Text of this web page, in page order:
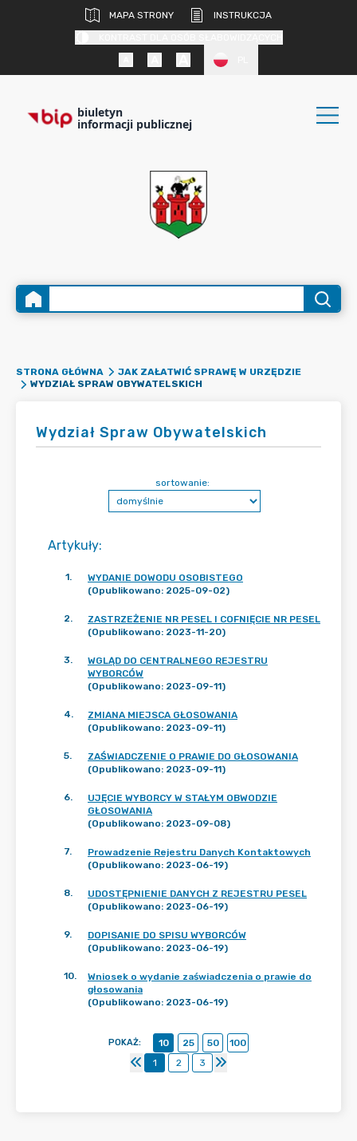
MAPA STRONY
INSTRUKCJA
biuletyn
informacji publicznej
STRONA GŁÓWNA
JAK ZAŁATWIĆ SPRAWĘ W URZĘDZIE
WYDZIAŁ SPRAW OBYWATELSKICH
Wydział Spraw Obywatelskich
Artykuły:
sortowanie:
1.
WYDANIE DOWODU OSOBISTEGO
(Opublikowano: 2025-09-02)
2.
ZASTRZEŻENIE NR PESEL I COFNIĘCIE NR PESEL
(Opublikowano: 2023-11-20)
3.
WGLĄD DO CENTRALNEGO REJESTRU
WYBORCÓW
(Opublikowano: 2023-09-11)
4.
ZMIANA MIEJSCA GŁOSOWANIA
(Opublikowano: 2023-09-11)
5.
ZAŚWIADCZENIE O PRAWIE DO GŁOSOWANIA
(Opublikowano: 2023-09-11)
6.
UJĘCIE WYBORCY W STAŁYM OBWODZIE
GŁOSOWANIA
(Opublikowano: 2023-09-08)
7.
Prowadzenie Rejestru Danych Kontaktowych
(Opublikowano: 2023-06-19)
8.
UDOSTĘPNIENIE DANYCH Z REJESTRU PESEL
(Opublikowano: 2023-06-19)
9.
DOPISANIE DO SPISU WYBORCÓW
(Opublikowano: 2023-06-19)
10.
Wniosek o wydanie zaświadczenia o prawie do
głosowania
(Opublikowano: 2023-06-19)
POKAŻ: 10 25 50
100
1
2 3